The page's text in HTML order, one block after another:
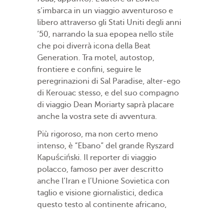
s’imbarca in un viaggio avventuroso e
libero attraverso gli Stati Uniti degli anni
’50, narrando la sua epopea nello stile
che poi diverrà icona della Beat
Generation. Tra motel, autostop,
frontiere e confini, seguire le
peregrinazioni di Sal Paradise, alter-ego
di Kerouac stesso, e del suo compagno
di viaggio Dean Moriarty saprà placare
anche la vostra sete di avventura.
Più rigoroso, ma non certo meno
intenso, è “Ebano” del grande Ryszard
Kapuściński. Il reporter di viaggio
polacco, famoso per aver descritto
anche l’Iran e l’Unione Sovietica con
taglio e visione giornalistici, dedica
questo testo al continente africano,